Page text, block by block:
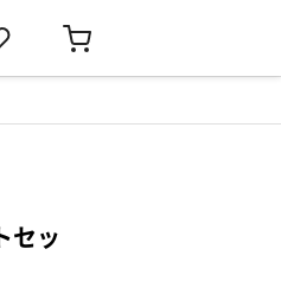
セッ